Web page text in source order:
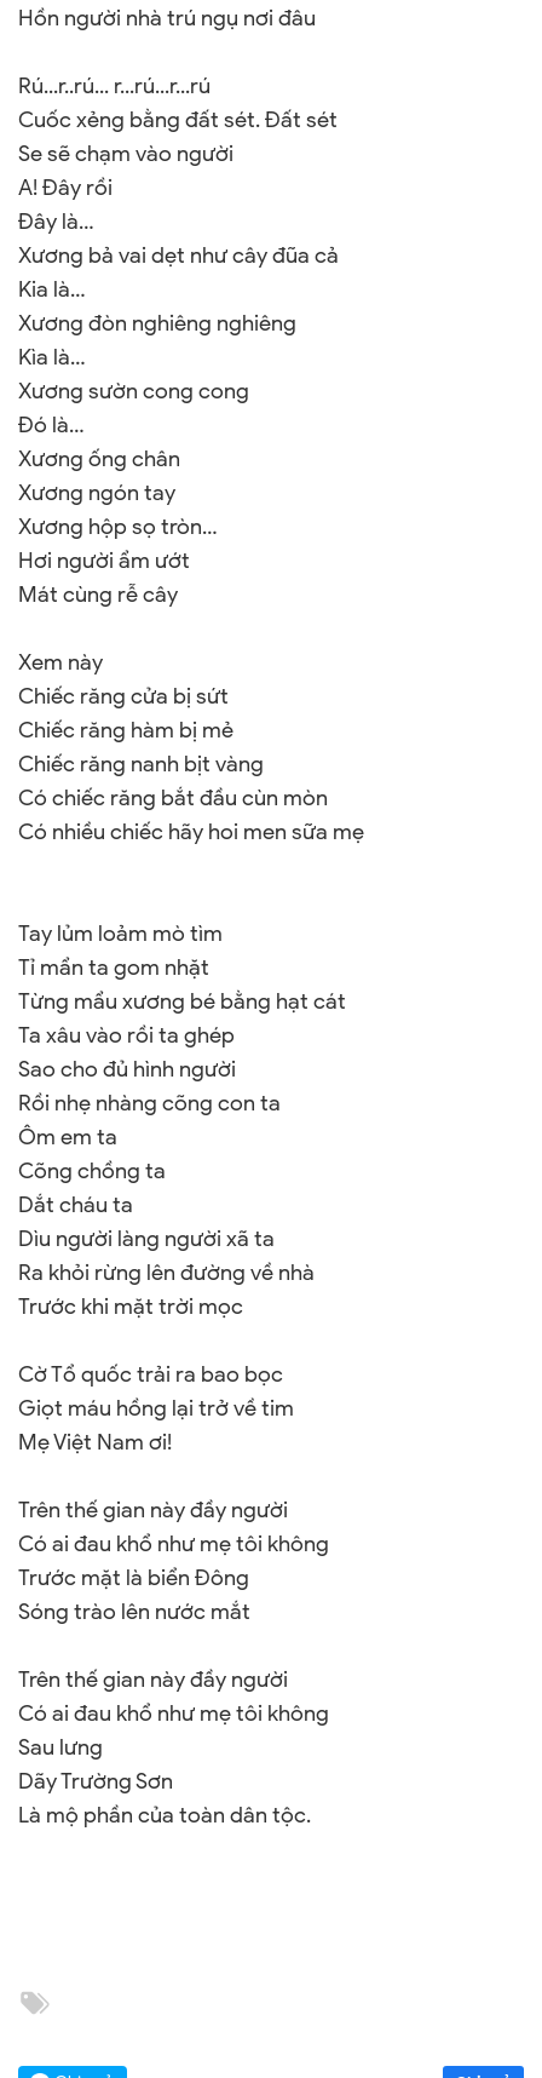
Hồn người nhà trú ngụ nơi đâu
Rú...r..rú... r...rú...r...rú
Cuốc xẻng bằng đất sét. Đất sét
Se sẽ chạm vào người
A! Đây rồi
Đây là…
Xương bả vai dẹt như cây đũa cả
Kia là…
Xương đòn nghiêng nghiêng
Kìa là…
Xương sườn cong cong
Đó là…
Xương ống chân
Xương ngón tay
Xương hộp sọ tròn…
Hơi người ẩm ướt
Mát cùng rễ cây
Xem này
Chiếc răng cửa bị sứt
Chiếc răng hàm bị mẻ
Chiếc răng nanh bịt vàng
Có chiếc răng bắt đầu cùn mòn
Có nhiều chiếc hãy hoi men sữa mẹ
Tay lủm loảm mò tìm
Tỉ mẩn ta gom nhặt
Từng mẩu xương bé bằng hạt cát
Ta xâu vào rồi ta ghép
Sao cho đủ hình người
Rồi nhẹ nhàng cõng con ta
Ôm em ta
Cõng chồng ta
Dắt cháu ta
Dìu người làng người xã ta
Ra khỏi rừng lên đường về nhà
Trước khi mặt trời mọc
Cờ Tổ quốc trải ra bao bọc
Giọt máu hồng lại trở về tim
Mẹ Việt Nam ơi!
Trên thế gian này đầy người
Có ai đau khổ như mẹ tôi không
Trước mặt là biển Đông
Sóng trào lên nước mắt
Trên thế gian này đầy người
Có ai đau khổ như mẹ tôi không
Sau lưng
Dãy Trường Sơn
Là mộ phần của toàn dân tộc.